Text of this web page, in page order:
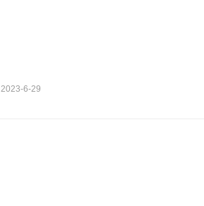
2023-6-29